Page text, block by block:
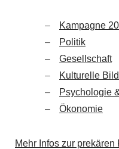
Kampagne
Politik
Gesellschaft
Kulturelle
Psychologie
Ökonomie
Mehr Infos zur